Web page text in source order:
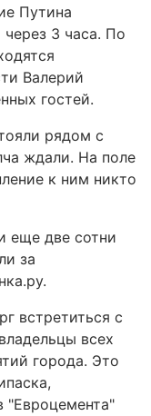
Путина
3 часа. По
Валерий
гостей.
рядом с
ждали. На поле
к ним никто
еще две сотни
за
встретиться с
всех
города. Это
"Евроцемента"